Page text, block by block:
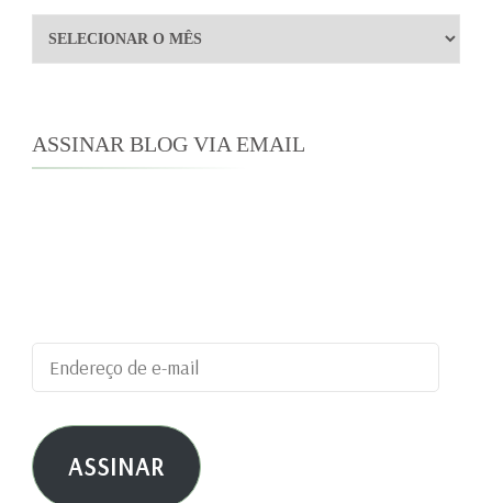
Arquivos
ASSINAR BLOG VIA EMAIL
Endereço
de
e-
mail ASSINAR